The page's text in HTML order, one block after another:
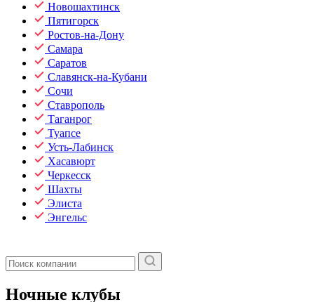
Новошахтинск
Пятигорск
Ростов-на-Дону
Самара
Саратов
Славянск-на-Кубани
Сочи
Ставрополь
Таганрог
Туапсе
Усть-Лабинск
Хасавюрт
Черкесск
Шахты
Элиста
Энгельс
Ночные клубы